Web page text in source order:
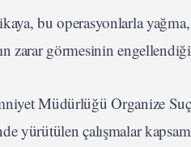
bu operasyonlarla
zarar görmesinin
Müdürlüğü Organize
yürütülen çalışmalar